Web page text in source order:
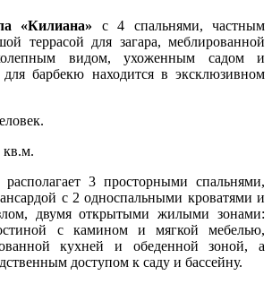
«Килиана» с 4 спальнями, частным
террасой для загара, меблированной
видом, ухоженным садом и
барбекю находится в эксклюзивном
кв.м.
располагает 3 просторными спальнями,
с 2 односпальными кроватями и
двумя открытыми жилыми зонами:
с камином и мягкой мебелью,
кухней и обеденной зоной, а
доступом к саду и бассейну.